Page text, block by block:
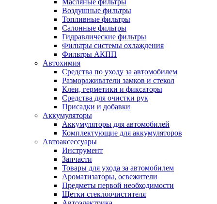
Масляные фильтры
Воздушные фильтры
Топливные фильтры
Салонные фильтры
Гидравлические фильтры
Фильтры системы охлаждения
Фильтры АКПП
Автохимия
Средства по уходу за автомобилем
Размораживатели замков и стекол
Клеи, герметики и фиксаторы
Средства для очистки рук
Присадки и добавки
Аккумуляторы
Аккумуляторы для автомобилей
Комплектующие для аккумуляторов
Автоаксессуары
Инструмент
Запчасти
Товары для ухода за автомобилем
Ароматизаторы, освежители
Предметы первой необходимости
Щетки стеклоочистителя